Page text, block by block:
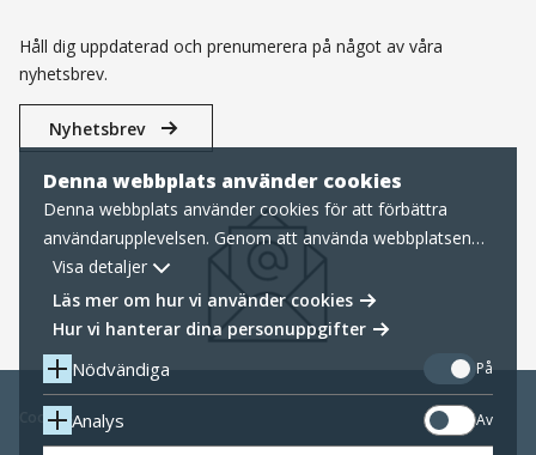
Denna webbplats använder cookies
Denna webbplats använder cookies för att förbättra
användarupplevelsen. Genom att använda webbplatsen
samtycker du till nödvändiga cookies, läs mer nedan om
hur vi hanterar cookies samt personuppgifter.
Visa detaljer
Läs mer om hur vi använder cookies
Hur vi hanterar dina personuppgifter
Nödvändiga På
Analys Av
Håll dig uppdaterad och prenumerera på något av våra
nyhetsbrev.
Nyhetsbrev
Cookies